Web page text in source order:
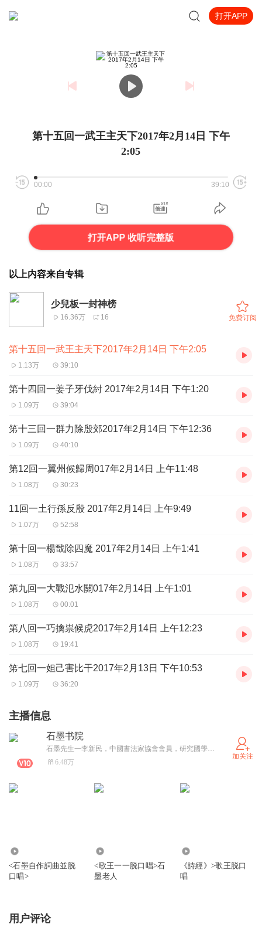
打开APP
第十五回一武王主天下2017年2月14日 下午
2:05
00:00 39:10
打开APP 收听完整版
以上内容来自专辑
少兒板一封神榜
16.36万 16 免费订阅
第十五回一武王主天下2017年2月14日 下午2:05
1.13万 39:10
第十四回一姜子牙伐紂 2017年2月14日 下午1:20
1.09万 39:04
笫十三回一群力除殷郊2017年2月14日 下午12:36
1.09万 40:10
第12回一翼州候歸周017年2月14日 上午11:48
1.08万 30:23
11回一土行孫反殷 2017年2月14日 上午9:49
1.07万 52:58
第十回一楊戬除四魔 2017年2月14日 上午1:41
1.08万 33:57
第九回一大戰氾水關017年2月14日 上午1:01
1.08万 00:01
第八回一巧擒祟候虎2017年2月14日 上午12:23
1.08万 19:41
笫七回一妲己害比干2017年2月13日 下午10:53
1.09万 36:20
主播信息
石墨书院
石墨先生一李新民，中國書法家協會會員，研究國學，教育，音樂，收藏，飲食，宗教等，愿結天下之友。手机18999333598，有一个画廊，两个工作室，有書法班及數理化辅导。
6.48万
加关注
<石墨自作詞曲並脱
口唱>
<歌王一一脱口唱>石
墨老人
《詩經》>歌王脱口
唱
用户评论